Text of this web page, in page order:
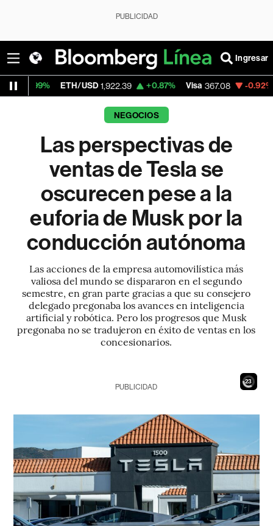
PUBLICIDAD
Ingresar
ETH/USD 1,922.39 +0.87% Visa 367.08 -0.92%
NEGOCIOS
Las perspectivas de
ventas de Tesla se
oscurecen pese a la
euforia de Musk por la
conducción autónoma
Las acciones de la empresa automovilística más
valiosa del mundo se dispararon en el segundo
semestre, en gran parte gracias a que su consejero
delegado pregonaba los avances en inteligencia
artificial y robótica. Pero los progresos que Musk
pregonaba no se tradujeron en éxito de ventas en los
concesionarios.
21
PUBLICIDAD